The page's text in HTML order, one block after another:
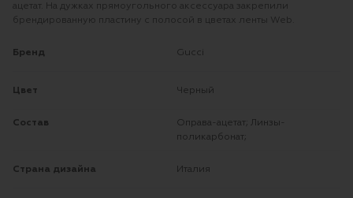
ацетат. На дужках прямоугольного аксессуара закрепили
брендированную пластину с полосой в цветах ленты Web.
Бренд Gucci
Цвет Черный
Состав
Оправа-ацетат; Линзы-
поликарбонат;
Страна дизайна Италия